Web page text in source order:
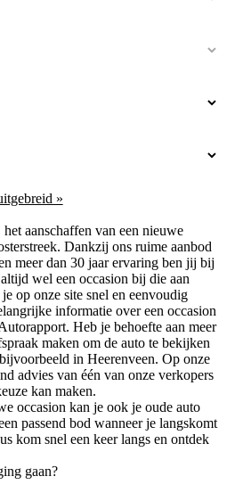
»
aanschaffen van een nieuwe
Dankzij ons ruime aanbod
meer dan 30 jaar ervaring ben jij bij
wel een occasion bij die aan
op onze site snel en eenvoudig
informatie over een occasion
Heb je behoefte aan meer
maken om de auto te bekijken
in Heerenveen. Op onze
advies van één van onze verkopers
kan maken.
occasion kan je ook je oude auto
passend bod wanneer je langskomt
kom snel een keer langs en ontdek
gaan?